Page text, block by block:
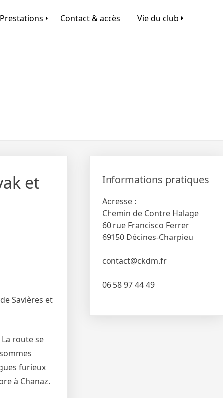
Prestations Contact & accès Vie du club
et
Savières et
route se
furieux
à Chanaz.
Informations pratiques
Adresse :
Chemin de Contre Halage
60 rue Francisco Ferrer
69150 Décines-Charpieu
contact@ckdm.fr
06 58 97 44 49